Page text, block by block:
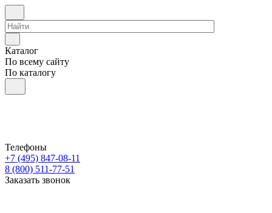
Каталог
По всему сайту
По каталогу
Телефоны
+7 (495) 847-08-11
8 (800) 511-77-51
Заказать звонок